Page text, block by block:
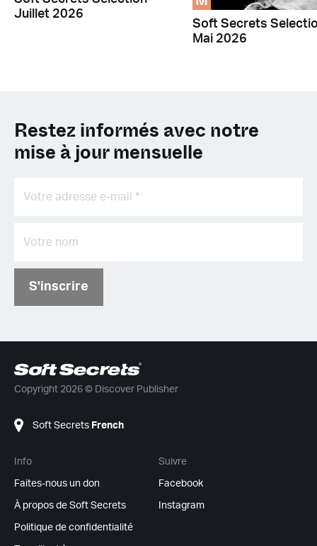
Juillet 2026
Soft Secrets
Mai 2026
Restez informés avec notre
mise à jour mensuelle
S'inscrire
Copyright 2026 © Discover Publisher
Soft Secrets French
Info
Faites-nous un don
À propos de Soft Secrets
Politique de confidentialité
Suivre
Facebook
Instagram